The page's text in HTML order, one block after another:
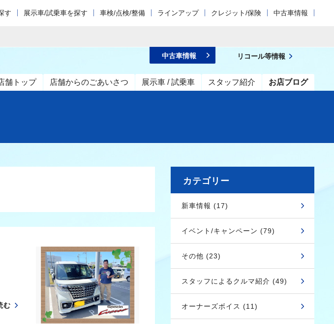
す 展示車/試乗車を探す 車検/点検/整備 ラインアップ クレジット/保険 中古車情報
舗トップ 店舗からのごあいさつ 展示車 / 試乗車 スタッフ紹介 お店ブログ
中古車情報 リコール等情報
む
カテゴリー
新車情報 (17)
イベント/キャンペーン (79)
その他 (23)
スタッフによるクルマ紹介 (49)
オーナーズボイス (11)